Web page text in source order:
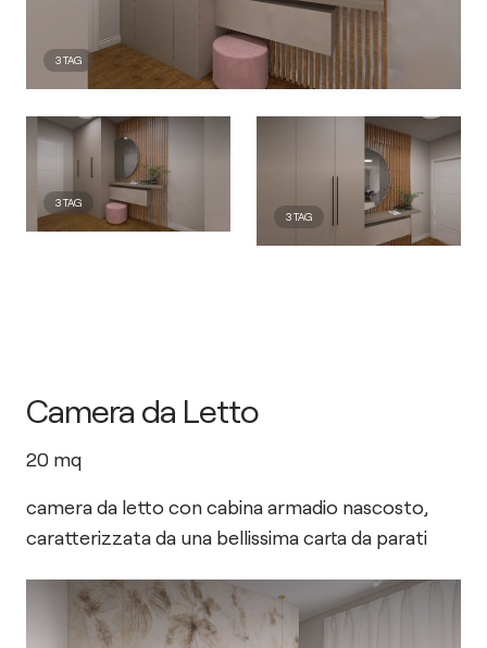
3TAG
3TAG
3TAG
Camera da Letto
20 mq
camera da letto con cabina armadio nascosto,
caratterizzata da una bellissima carta da parati